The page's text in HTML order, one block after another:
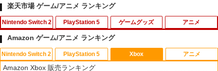
楽天市場 ゲーム/アニメ ランキング
Nintendo Switch 2
1
楽天1位 switch2 保護フィルム【他全機
種】【2枚目半額&ケーブルもらえる】ス
PlayStation 5
1
【楽天ブックス限定特典+特典】空の軌
跡 the 2nd PS5版(DLCチラシ：NEOブ
ゲームグッズ アニメ
1
【中古】【Blu−ray】プリンセスコネク
ト！Re：Dive 2 / アニメ
Amazon ゲーム/アニメ ランキング
Nintendo Switch 2 PlayStation 5 Xbox
Amazon Xbox 販売ランキング
アニメ